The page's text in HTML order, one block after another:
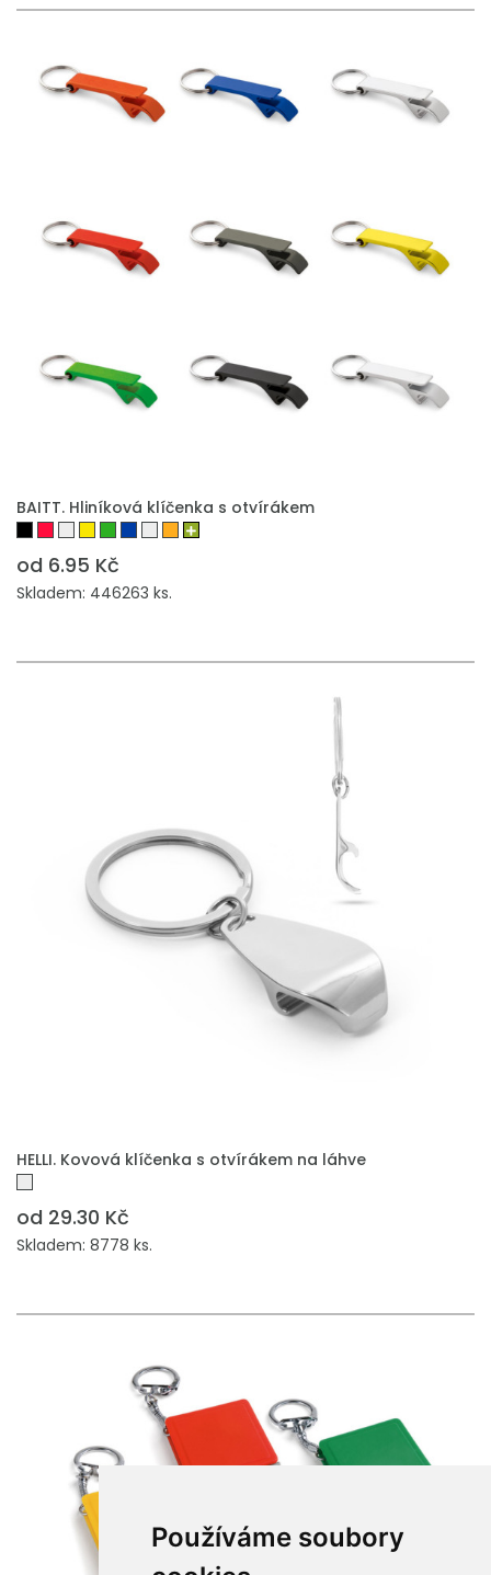
Používáme soubory
BAITT. Hliníková klíčenka s otvírákem
od 6.95 Kč
Skladem: 446263 ks.
HELLI. Kovová klíčenka s otvírákem na láhve
od 29.30 Kč
Skladem: 8778 ks.